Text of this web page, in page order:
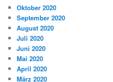
Oktober 2020
September 2020
August 2020
Juli 2020
Juni 2020
Mai 2020
April 2020
März 2020